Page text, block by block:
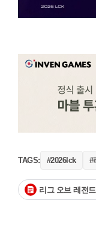
TAGS: #2026lck #
리그 오브 레전드